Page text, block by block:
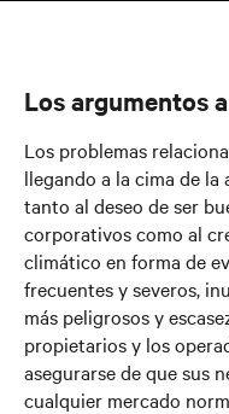
Los argumentos
Los problemas
llegando a la cima de la
tanto al deseo de ser
corporativos como al
climático en forma de
frecuentes y severos,
más peligrosos y
propietarios y los
asegurarse de que sus
cualquier mercado